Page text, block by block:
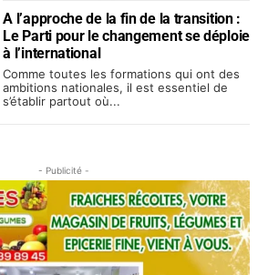
A l’approche de la fin de la transition :
Le Parti pour le changement se déploie
à l’international
Comme toutes les formations qui ont des
ambitions nationales, il est essentiel de
s’établir partout où...
- Publicité -